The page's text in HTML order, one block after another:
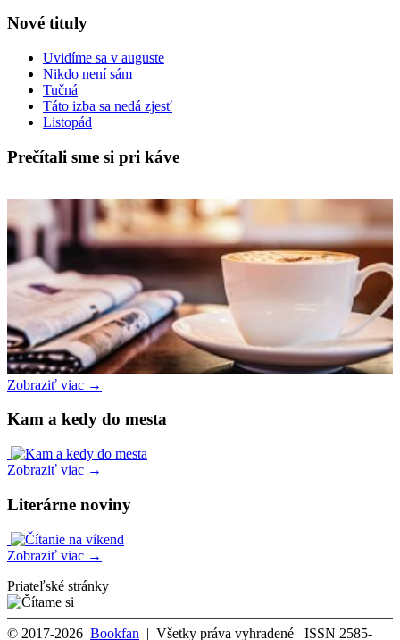
Nové tituly
Uvidíme sa v auguste
Nikdo není sám
Tučná
Táto izba sa nedá zjesť
Listopád
Prečítali sme si pri káve
Zobraziť viac →
Kam a kedy do mesta
Zobraziť viac →
Literárne noviny
Zobraziť viac →
Priateľské stránky
© 2017-2026 Bookfan | Všetky práva vyhradené ISSN 2585-